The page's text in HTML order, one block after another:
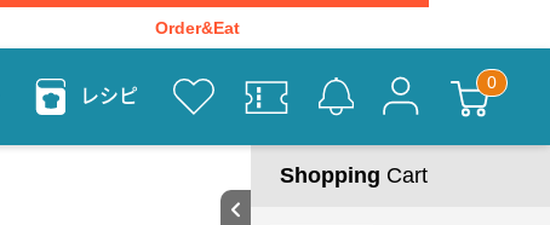
Order&Eat
レシピ
Shopping Cart